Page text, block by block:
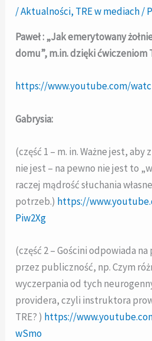
/Aktualności, TRE w mediach/
Paweł : „Jak emerytowany
domu”, m.in. dzięki ćwiczeniom
https://www.youtube.com/
Gabrysia:
(część 1 – m. in. Ważne jest, aby
nie jest – na pewno nie jest to
raczej mądrość słuchania
potrzeb.) https://
Piw2Xg
(część 2 – Gościni odpowiada
przez publiczność, np. Czym
wyczerpania od tych
providera, czyli instruktora
TRE? ) https://
wSmo